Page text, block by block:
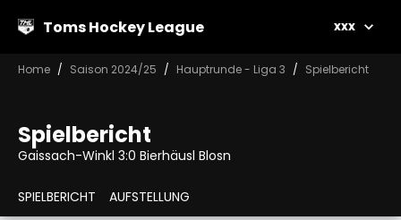
Toms Hockey League xxx
Home Saison 2024/25 Hauptrunde - Liga 3 Spielbericht
Spielbericht
Gaissach-Winkl 3:0 Bierhäusl Blosn
SPIELBERICHT AUFSTELLUNG